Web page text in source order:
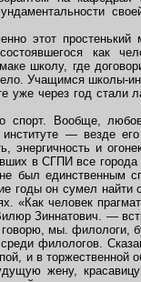
этот простенький
как
школу, где
Учащимся школы-
через год стали
спорт. Вообще,
— везде его
энергичность и
в СГПИ все
был
годы он сумел
«Как человек
Зиннатович. —
мы. филологи,
филологов.
и в торжественной
жену,